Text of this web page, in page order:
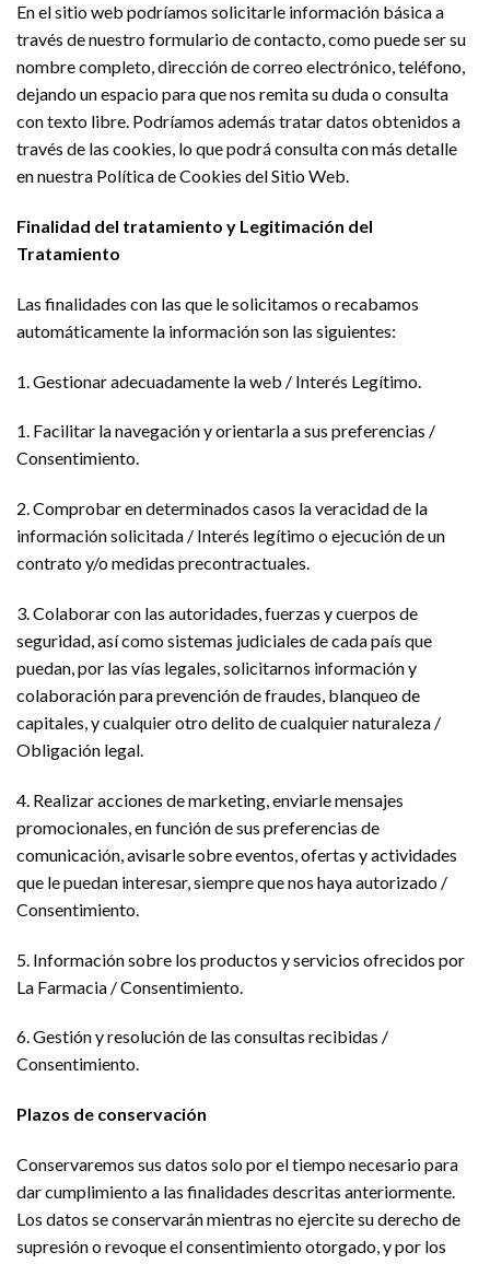
En el sitio web podríamos solicitarle información básica a
través de nuestro formulario de contacto, como puede ser su
nombre completo, dirección de correo electrónico, teléfono,
dejando un espacio para que nos remita su duda o consulta
con texto libre. Podríamos además tratar datos obtenidos a
través de las cookies, lo que podrá consulta con más detalle
en nuestra Política de Cookies del Sitio Web.
Finalidad del tratamiento y Legitimación del
Tratamiento
Las finalidades con las que le solicitamos o recabamos
automáticamente la información son las siguientes:
1. Gestionar adecuadamente la web / Interés Legítimo.
1. Facilitar la navegación y orientarla a sus preferencias /
Consentimiento.
2. Comprobar en determinados casos la veracidad de la
información solicitada / Interés legítimo o ejecución de un
contrato y/o medidas precontractuales.
3. Colaborar con las autoridades, fuerzas y cuerpos de
seguridad, así como sistemas judiciales de cada país que
puedan, por las vías legales, solicitarnos información y
colaboración para prevención de fraudes, blanqueo de
capitales, y cualquier otro delito de cualquier naturaleza /
Obligación legal.
4. Realizar acciones de marketing, enviarle mensajes
promocionales, en función de sus preferencias de
comunicación, avisarle sobre eventos, ofertas y actividades
que le puedan interesar, siempre que nos haya autorizado /
Consentimiento.
5. Información sobre los productos y servicios ofrecidos por
La Farmacia / Consentimiento.
6. Gestión y resolución de las consultas recibidas /
Consentimiento.
Plazos de conservación
Conservaremos sus datos solo por el tiempo necesario para
dar cumplimiento a las finalidades descritas anteriormente.
Los datos se conservarán mientras no ejercite su derecho de
supresión o revoque el consentimiento otorgado, y por los